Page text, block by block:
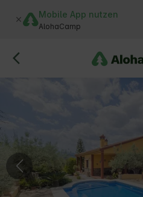
Mobile App nutzen
AlohaCamp